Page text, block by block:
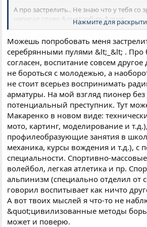
А про застрелить.. Не знаю что у тебя
написал слово &quot;забить&quot;.
зы: хотя и застрелить тоже могу...
Нажмите для
Можешь попробовать меня
серебрянными пулями &lt;_&lt; . Про
согласен, воспитание совсем
не бороться с молодежью, а
не стоит всерьез воспринимать
арматуры. На мой взгляд пионер без
потенциальный преступник. Тут
Макаренко в новом виде:
мото, картинг, моделирование и
профилеобразующие занятия в
механика, курсы вождения и т.д.), с
специальности. Спортивно-
волейбол, легкая атлетика и пр.
альпинизм (специально отделил от
говорил воспитывает как ничто
А вот твоих мыслей я что-то не
&quot;цивилизованные методы
может и поверю.